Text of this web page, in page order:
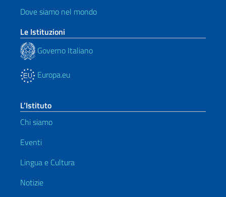
Dove siamo nel mondo
Le Istituzioni
Governo Italiano
Europa.eu
L’Istituto
Chi siamo
Eventi
Lingua e Cultura
Notizie